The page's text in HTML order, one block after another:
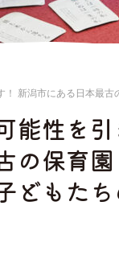
新潟市にある日本最
能性を引
の保育園
どもた